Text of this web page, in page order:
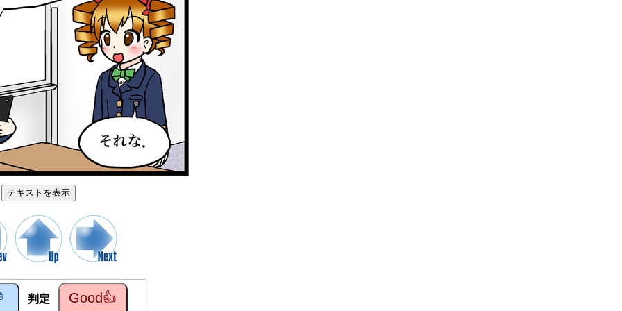
テキストを表示
判定 Good👍